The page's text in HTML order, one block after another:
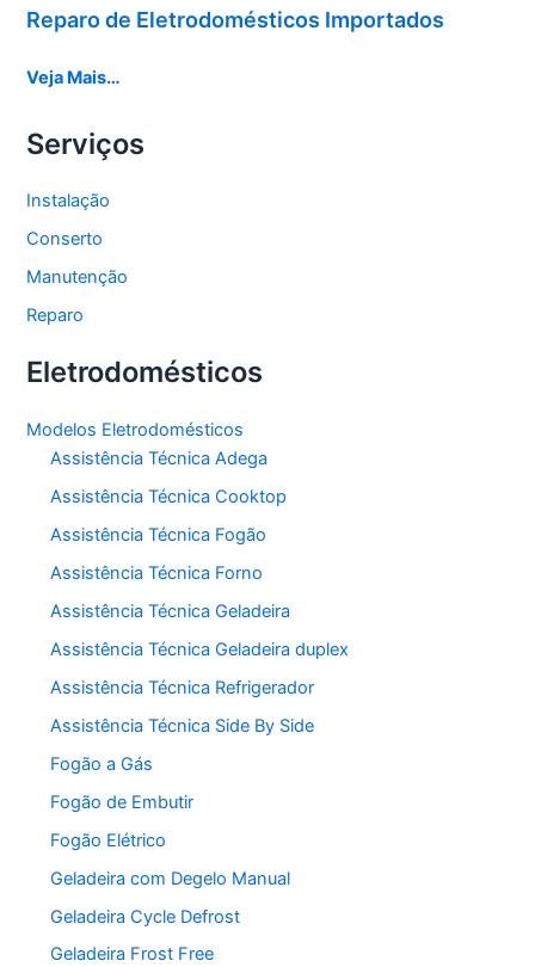
Reparo de Eletrodomésticos Importados
Veja Mais…
Serviços
Instalação
Conserto
Manutenção
Reparo
Eletrodomésticos
Modelos Eletrodomésticos
Assistência Técnica Adega
Assistência Técnica Cooktop
Assistência Técnica Fogão
Assistência Técnica Forno
Assistência Técnica Geladeira
Assistência Técnica Geladeira duplex
Assistência Técnica Refrigerador
Assistência Técnica Side By Side
Fogão a Gás
Fogão de Embutir
Fogão Elétrico
Geladeira com Degelo Manual
Geladeira Cycle Defrost
Geladeira Frost Free